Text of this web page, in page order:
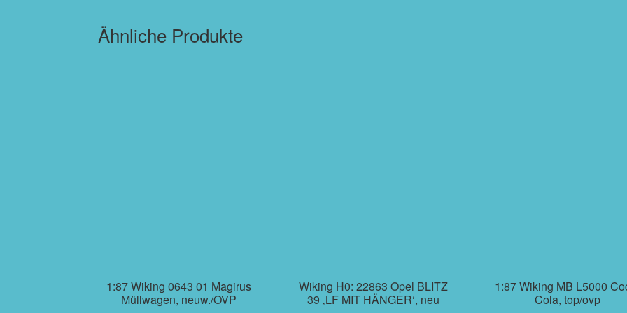
Ähnliche Produkte
1:87 Wiking 0643 01 Magirus
Müllwagen, neuw./OVP
Wiking H0: 22863 Opel BLITZ
39 ‚LF MIT HÄNGER‘, neu
1:87 Wiking MB L5000
Cola, top/ovp